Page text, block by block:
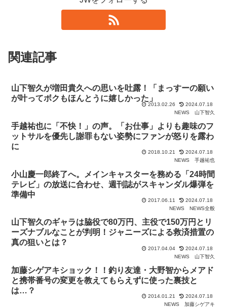
関連記事
山下智久が増田貴久への思いを吐露！「まっすーの願い
が叶ってボクもほんとうに嬉しかった」
2013.02.26
2024.07.18
NEWS
山下智久
手越祐也に「不快！」の声。「お仕事」よりも趣味のフ
ットサルを優先し謝罪もない姿勢にファンが怒りを露わ
に
2018.10.21
2024.07.18
NEWS
手越祐也
小山慶一郎終了へ。メインキャスターを務める「24時間
テレビ」の放送に合わせ、週刊誌がスキャンダル爆弾を
準備中
2017.06.11
2024.07.18
NEWS
NEWS全般
山下智久のギャラは脇役で80万円、主役で150万円とリ
ーズナブルなことが判明！ジャニーズによる救済措置の
真の狙いとは？
2017.04.04
2024.07.18
NEWS
山下智久
加藤シゲアキショック！！釣り友達・大野智からメアド
と携帯番号の変更を教えてもらえずに使った裏技と
は…？
2014.01.21
2024.07.18
NEWS
加藤シゲアキ